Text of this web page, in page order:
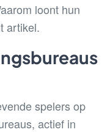
loont hun
artikel.
spelers op
actief in